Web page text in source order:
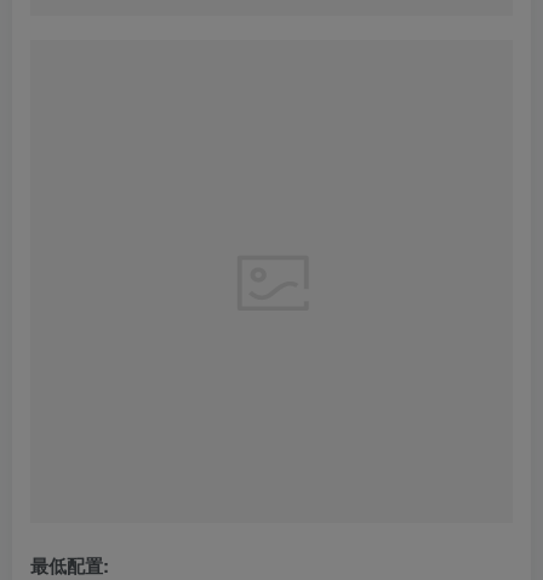
最低配置: